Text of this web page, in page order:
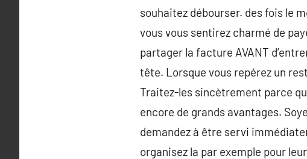
souhaitez débourser. des fois le
vous vous sentirez charmé de
partager la facture AVANT
tête. Lorsque vous repérez un
Traitez-les sincètrement parce
encore de grands avantages.
demandez à être servi
organisez la par exemple pour